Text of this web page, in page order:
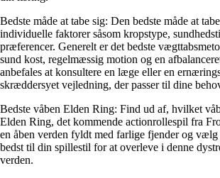
Bedste måde at tabe sig: Den bedste måde at
individuelle faktorer såsom kropstype,
præferencer. Generelt er det bedste
sund kost, regelmæssig motion og en
anbefales at konsultere en læge eller en
skræddersyet vejledning, der passer til dine
Bedste våben Elden Ring: Find ud af, hvilket
Elden Ring, det kommende actionrollespil fra
en åben verden fyldt med farlige fjender og vælg
bedst til din spillestil for at overleve i denne
verden.